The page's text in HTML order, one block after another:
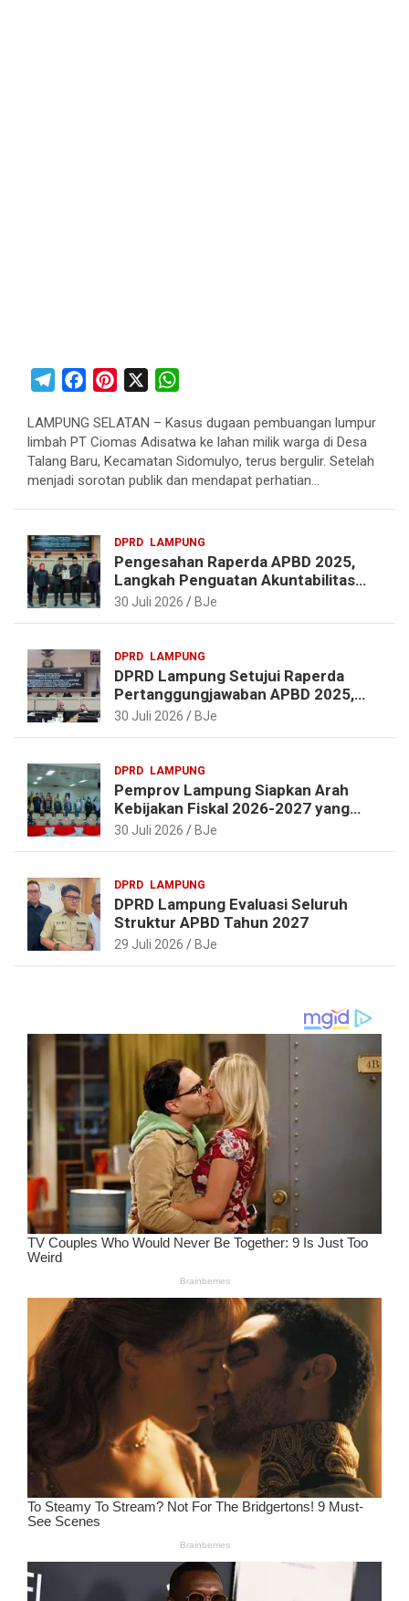
l
e
g
m
c
e
b
k
n
t
e
s
t
a
t
s
p
LAMPUNG SELATAN – Kasus dugaan pembuangan lumpur
limbah PT Ciomas Adisatwa ke lahan milik warga di Desa
Talang Baru, Kecamatan Sidomulyo, terus bergulir. Setelah
menjadi sorotan publik dan mendapat perhatian…
DPRD LAMPUNG
Pengesahan Raperda APBD 2025,
Langkah Penguatan Akuntabilitas
dan Pembangunan Lampung
30 Juli 2026 BJe
DPRD LAMPUNG
DPRD Lampung Setujui Raperda
Pertanggungjawaban APBD 2025,
Beri Sejumlah Rekomendasi
30 Juli 2026 BJe
DPRD LAMPUNG
Pemprov Lampung Siapkan Arah
Kebijakan Fiskal 2026-2027 yang
Realistis dan Berkelanjutan
30 Juli 2026 BJe
DPRD LAMPUNG
DPRD Lampung Evaluasi Seluruh
Struktur APBD Tahun 2027
29 Juli 2026 BJe